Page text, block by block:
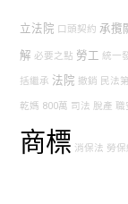
立法院 口頭契約 承攬
解 必要之點 勞工 統一
括繼承 法院 撤銷 民法
乾媽 800萬 司法 脫產 職
商標 消保法 勞